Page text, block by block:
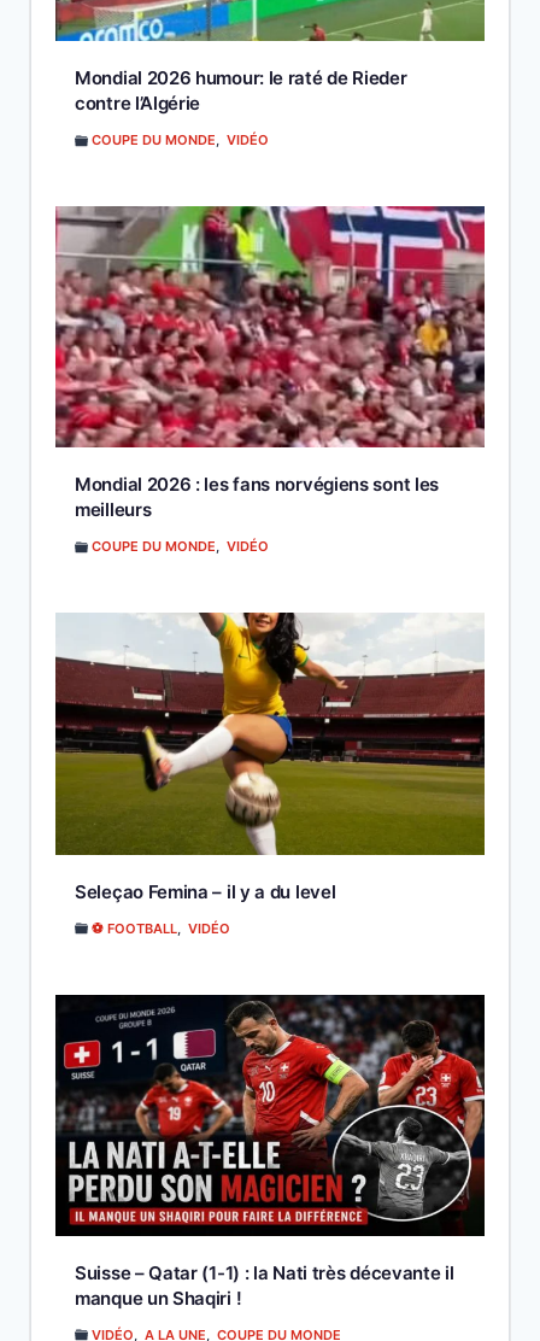
Mondial 2026 humour: le raté de Rieder
contre l’Algérie
COUPE DU MONDE, VIDÉO
Mondial 2026 : les fans norvégiens sont les
meilleurs
COUPE DU MONDE, VIDÉO
Seleçao Femina – il y a du level
⚽ FOOTBALL VIDÉO
Suisse – Qatar (1-1) : la Nati très décevante il
manque un Shaqiri !
VIDÉO, A LA UNE, COUPE DU MONDE